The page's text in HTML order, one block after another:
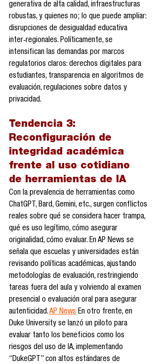
generativa de alta calidad, infraestructuras
robustas, y quienes no; lo que puede ampliar:
disrupciones de desigualdad educativa
inter‑regionales. Políticamente, se
intensifican las demandas por marcos
regulatorios claros: derechos digitales para
estudiantes, transparencia en algoritmos de
evaluación, regulaciones sobre datos y
privacidad.
Tendencia 3:
Reconfiguración de
integridad académica
frente al uso cotidiano
de herramientas de IA
Con la prevalencia de herramientas como
ChatGPT, Bard, Gemini, etc., surgen conflictos
reales sobre qué se considera hacer trampa,
qué es uso legítimo, cómo asegurar
originalidad, cómo evaluar. En AP News se
señala que escuelas y universidades están
revisando políticas académicas, ajustando
metodologías de evaluación, restringiendo
tareas fuera del aula y volviendo al examen
presencial o evaluación oral para asegurar
autenticidad. AP News En otro frente, en
Duke University se lanzó un piloto para
evaluar tanto los beneficios como los
riesgos del uso de IA, implementando
“DukeGPT” con altos estándares de